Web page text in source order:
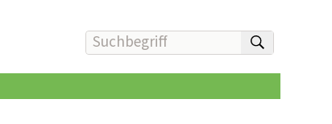
Suchbegriff(e) eingeben